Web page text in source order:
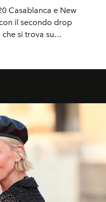
Casablanca e New
il secondo drop
si trova su